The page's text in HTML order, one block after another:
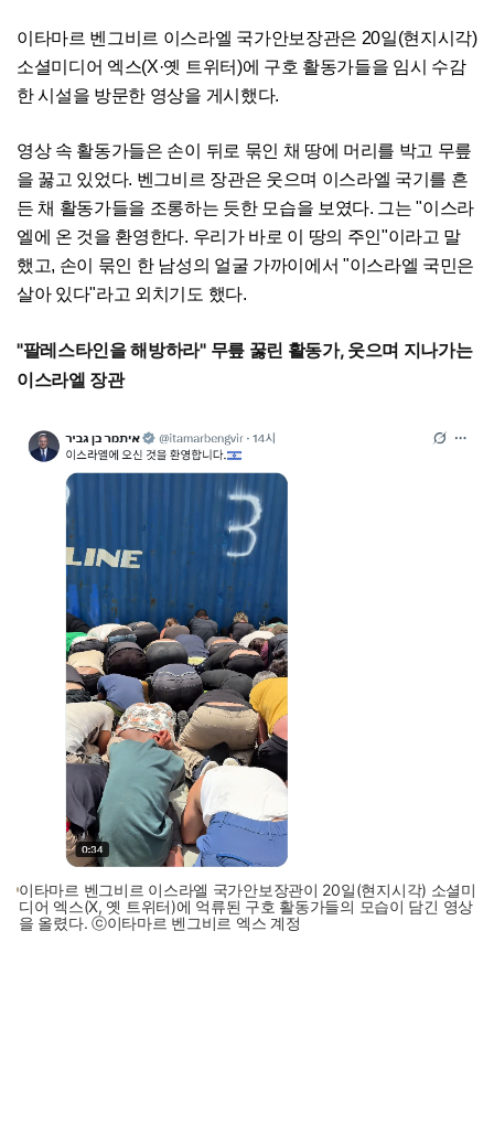
이타마르 벤그비르 이스라엘 국가안보장관은 20일(현지시각)
소셜미디어 엑스(X·옛 트위터)에 구호 활동가들을 임시 수감
한 시설을 방문한 영상을 게시했다.
영상 속 활동가들은 손이 뒤로 묶인 채 땅에 머리를 박고 무릎
을 꿇고 있었다. 벤그비르 장관은 웃으며 이스라엘 국기를 흔
든 채 활동가들을 조롱하는 듯한 모습을 보였다. 그는 "이스라
엘에 온 것을 환영한다. 우리가 바로 이 땅의 주인"이라고 말
했고, 손이 묶인 한 남성의 얼굴 가까이에서 "이스라엘 국민은
살아 있다"라고 외치기도 했다.
"팔레스타인을 해방하라" 무릎 꿇린 활동가, 웃으며 지나가는
이스라엘 장관
이타마르 벤그비르 이스라엘 국가안보장관이 20일(현지시각) 소셜미
디어 엑스(X, 옛 트위터)에 억류된 구호 활동가들의 모습이 담긴 영상
을 올렸다. ⓒ이타마르 벤그비르 엑스 계정